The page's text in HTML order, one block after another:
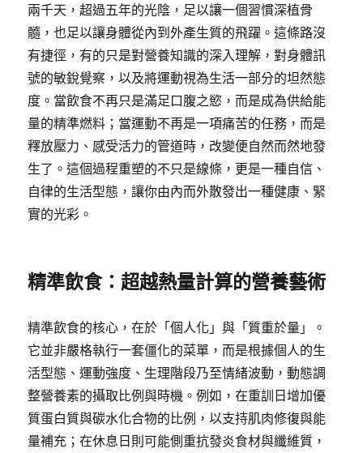
兩千天，超過五年的光陰，足以讓一個習慣深植骨
髓，也足以讓身體從內到外產生質的飛躍。這條路沒
有捷徑，有的只是對營養知識的深入理解，對身體訊
號的敏銳覺察，以及將運動視為生活一部分的坦然態
度。當飲食不再只是滿足口腹之慾，而是成為供給能
量的精準燃料；當運動不再是一項痛苦的任務，而是
釋放壓力、感受活力的管道時，改變便自然而然地發
生了。這個過程重塑的不只是線條，更是一種自信、
自律的生活型態，讓你由內而外散發出一種健康、緊
實的光彩。
精準飲食：超越熱量計算的營養藝術
精準飲食的核心，在於「個人化」與「質重於量」。
它並非嚴格執行一套僵化的菜單，而是根據個人的生
活型態、運動強度、生理階段乃至情緒波動，動態調
整營養素的攝取比例與時機。例如，在重訓日增加優
質蛋白質與碳水化合物的比例，以支持肌肉修復與能
量補充；在休息日則可能側重抗發炎食材與纖維質，